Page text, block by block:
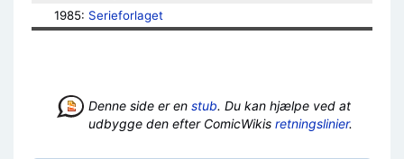
1985: Serieforlaget
Denne side er en stub. Du kan hjælpe ved at
udbygge den efter ComicWikis retningslinier.